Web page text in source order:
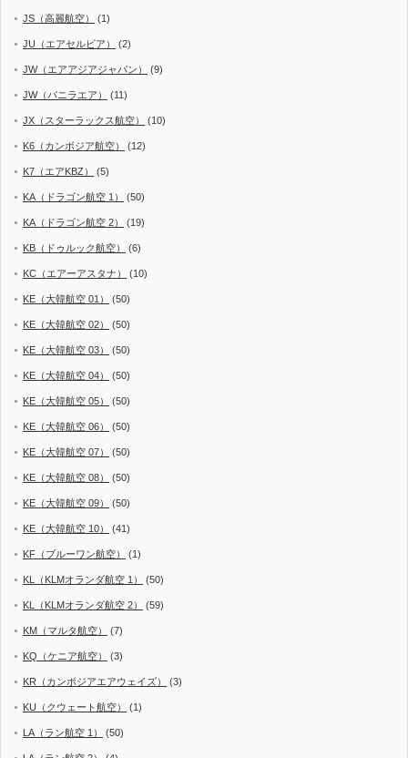
JS（高麗航空） (1)
JU（エアセルビア） (2)
JW（エアアジアジャパン） (9)
JW（バニラエア） (11)
JX（スターラックス航空） (10)
K6（カンボジア航空） (12)
K7（エアKBZ） (5)
KA（ドラゴン航空 1） (50)
KA（ドラゴン航空 2） (19)
KB（ドゥルック航空） (6)
KC（エアーアスタナ） (10)
KE（大韓航空 01） (50)
KE（大韓航空 02） (50)
KE（大韓航空 03） (50)
KE（大韓航空 04） (50)
KE（大韓航空 05） (50)
KE（大韓航空 06） (50)
KE（大韓航空 07） (50)
KE（大韓航空 08） (50)
KE（大韓航空 09） (50)
KE（大韓航空 10） (41)
KF（ブルーワン航空） (1)
KL（KLMオランダ航空 1） (50)
KL（KLMオランダ航空 2） (59)
KM（マルタ航空） (7)
KQ（ケニア航空） (3)
KR（カンボジアエアウェイズ） (3)
KU（クウェート航空） (1)
LA（ラン航空 1） (50)